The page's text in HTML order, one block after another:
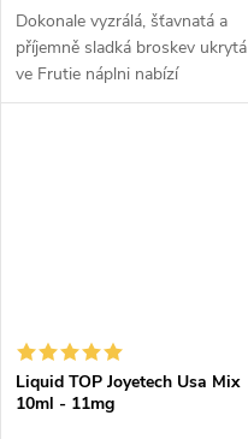
Dokonale vyzrálá, šťavnatá a
příjemně sladká broskev ukrytá
ve Frutie náplni nabízí
autentickou ovocnou příchuť.
Liquid TOP Joyetech Usa Mix
10ml - 11mg